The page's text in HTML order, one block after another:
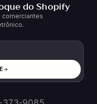
do Shopify
comerciantes